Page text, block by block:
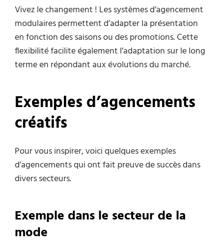
Vivez le changement ! Les systèmes d’agencement
modulaires permettent d’adapter la présentation
en fonction des saisons ou des promotions. Cette
flexibilité facilite également l’adaptation sur le long
terme en répondant aux évolutions du marché.
Exemples d’agencements
créatifs
Pour vous inspirer, voici quelques exemples
d’agencements qui ont fait preuve de succès dans
divers secteurs.
Exemple dans le secteur de la
mode